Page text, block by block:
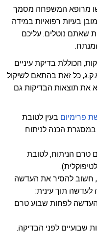
מרופא המשפחה מסמך
בעיות רפואיות במידה
שאתם נוטלים. עליכם
הכוללת בדיקת עיניים
כל זאת בהתאם לשיקול
תוצאות הבדיקות גם
פרימיום בעין לטובת
הכנה לניתוח
טרם הניתוח​, לטובת
חשוב להסיר את העדשה
תוך עינית:
העדשה לפחות שבוע טרם
שבועיים לפני הבדיקה.